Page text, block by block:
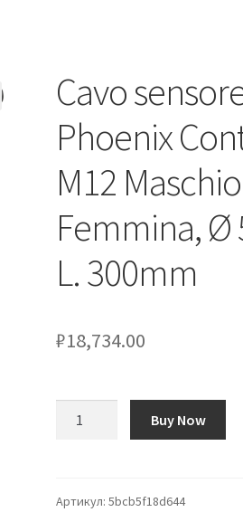
Cavo
Phoenix
M12
Femmina, Ø
L. 300mm
₽18,734.00
Phoenix
Buy Now
Артикул:5bcb5f18d644